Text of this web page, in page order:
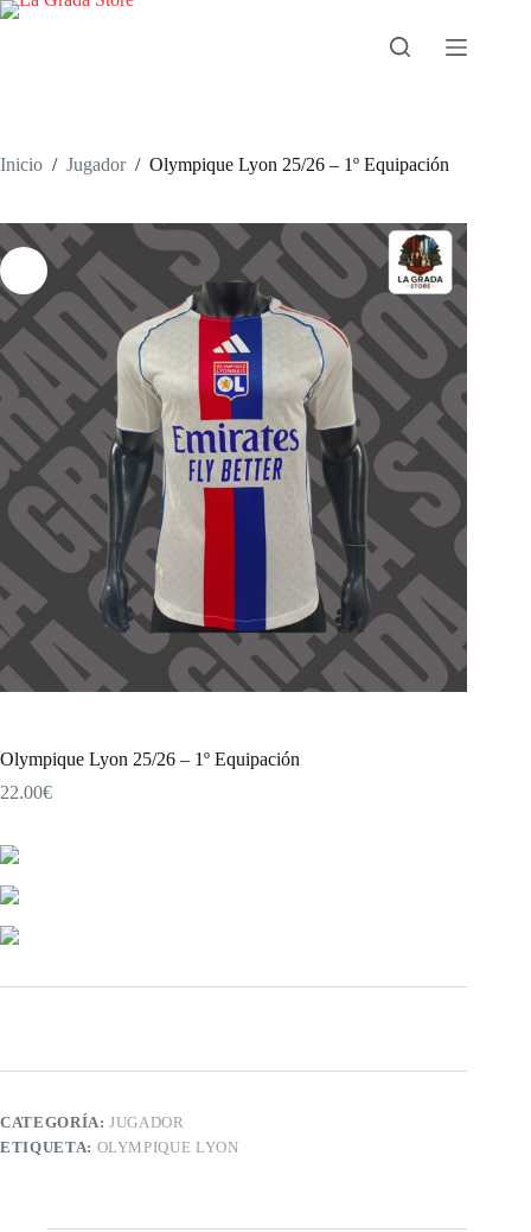
Saltar
Inicio / Jugador / Olympique Lyon 25/26 – 1º Equipación
Olympique Lyon 25/26 – 1º Equipación
22.00€
CATEGORÍA:JUGADOR
ETIQUETA: OLYMPIQUE LYON